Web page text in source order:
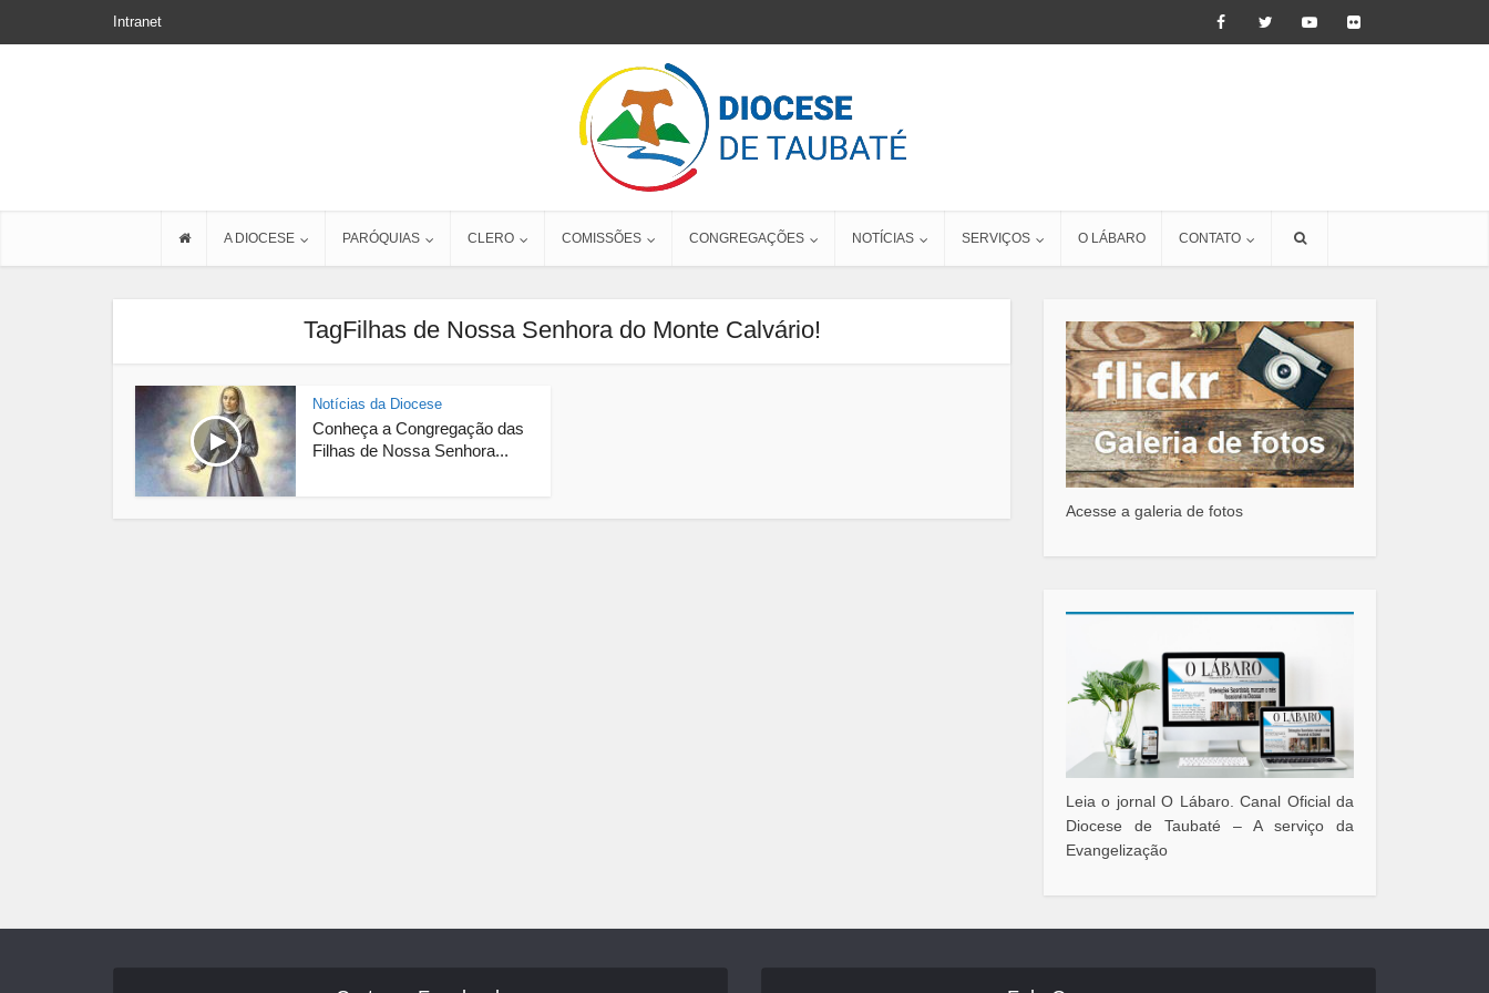
Intranet
A DIOCESE PARÓQUIAS CLERO COMISSÕES CONGREGAÇÕES NOTÍCIAS SERVIÇOS O LÁBARO CONTATO
TagFilhas de Nossa Senhora do Monte Calvário!
Notícias da Diocese
Conheça a Congregação das
Filhas de Nossa Senhora...
Acesse a galeria de fotos
Leia o jornal O Lábaro. Canal Oficial da
Diocese de Taubaté – A serviço da
Evangelização